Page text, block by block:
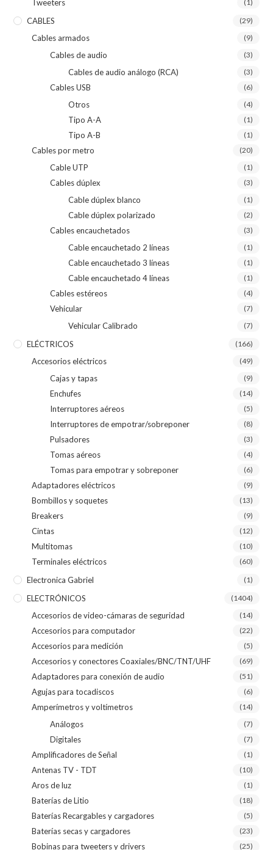
Tweeters (1)
CABLES (29)
Cables armados (9)
Cables de audio (3)
Cables de audio análogo (RCA) (3)
Cables USB (6)
Otros (4)
Tipo A-A (1)
Tipo A-B (1)
Cables por metro (20)
Cable UTP (1)
Cables dúplex (3)
Cable dúplex blanco (1)
Cable dúplex polarizado (2)
Cables encauchetados (3)
Cable encauchetado 2 líneas (1)
Cable encauchetado 3 líneas (1)
Cable encauchetado 4 líneas (1)
Cables estéreos (4)
Vehicular (7)
Vehicular Calibrado (7)
ELÉCTRICOS (166)
Accesorios eléctricos (49)
Cajas y tapas (9)
Enchufes (14)
Interruptores aéreos (5)
Interruptores de empotrar/sobreponer (8)
Pulsadores (3)
Tomas aéreos (4)
Tomas para empotrar y sobreponer (6)
Adaptadores eléctricos (9)
Bombillos y soquetes (13)
Breakers (9)
Cintas (12)
Multitomas (10)
Terminales eléctricos (60)
Electronica Gabriel (1)
ELECTRÓNICOS (1404)
Accesorios de video-cámaras de seguridad (14)
Accesorios para computador (22)
Accesorios para medición (5)
Accesorios y conectores Coaxiales/BNC/TNT/UHF (69)
Adaptadores para conexión de audio (51)
Agujas para tocadiscos (6)
Amperímetros y voltímetros (14)
Análogos (7)
Digitales (7)
Amplificadores de Señal (1)
Antenas TV - TDT (10)
Aros de luz (1)
Baterías de Litio (18)
Baterías Recargables y cargadores (5)
Baterías secas y cargadores (23)
Bobinas para tweeters y drivers (25)